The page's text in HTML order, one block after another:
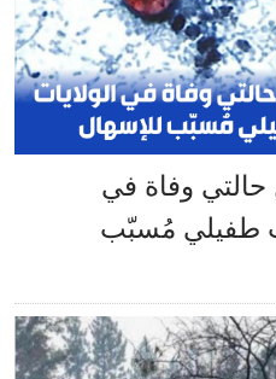
وفاة في
طفيلي مُسبّب